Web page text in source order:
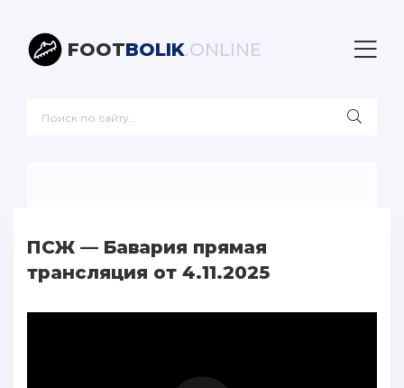
FOOTBOLIK.ONLINE
ПСЖ — Бавария прямая
трансляция от 4.11.2025